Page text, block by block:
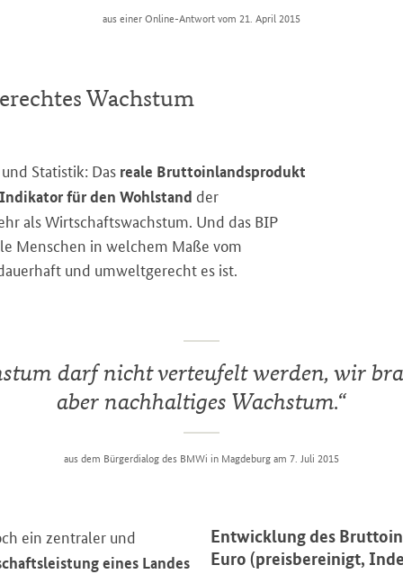
aus einer Online-Antwort vom 21. April 2015
Wachstum
Statistik: Das reale Bruttoinlandsprodukt
für den Wohlstand der
als Wirtschaftswachstum. Und das BIP
Menschen in welchem Maße vom
und umweltgerecht es ist.
darf nicht verteufelt werden, wir
aber nachhaltiges Wachstum.“
aus dem Bürgerdialog des BMWi in Magdeburg am 7. Juli 2015
ein zentraler und
eines Landes
Entwicklung des
Euro (preisbereinigt,